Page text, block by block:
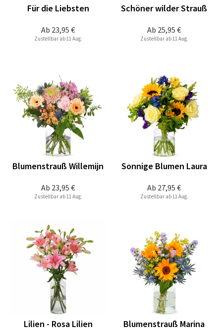
Ab 23,95 €
Für die Liebsten
Zustellbar ab 11 Aug.
Ab 25,95 €
Schöner wilder Strauß
Zustellbar ab 11 Aug.
Ab 23,95 €
Blumenstrauß Willemijn
Zustellbar ab 11 Aug.
Ab 27,95 €
Sonnige Blumen Laura
Zustellbar ab 11 Aug.
Lilien - Rosa Lilien Blumenstrauß Marina